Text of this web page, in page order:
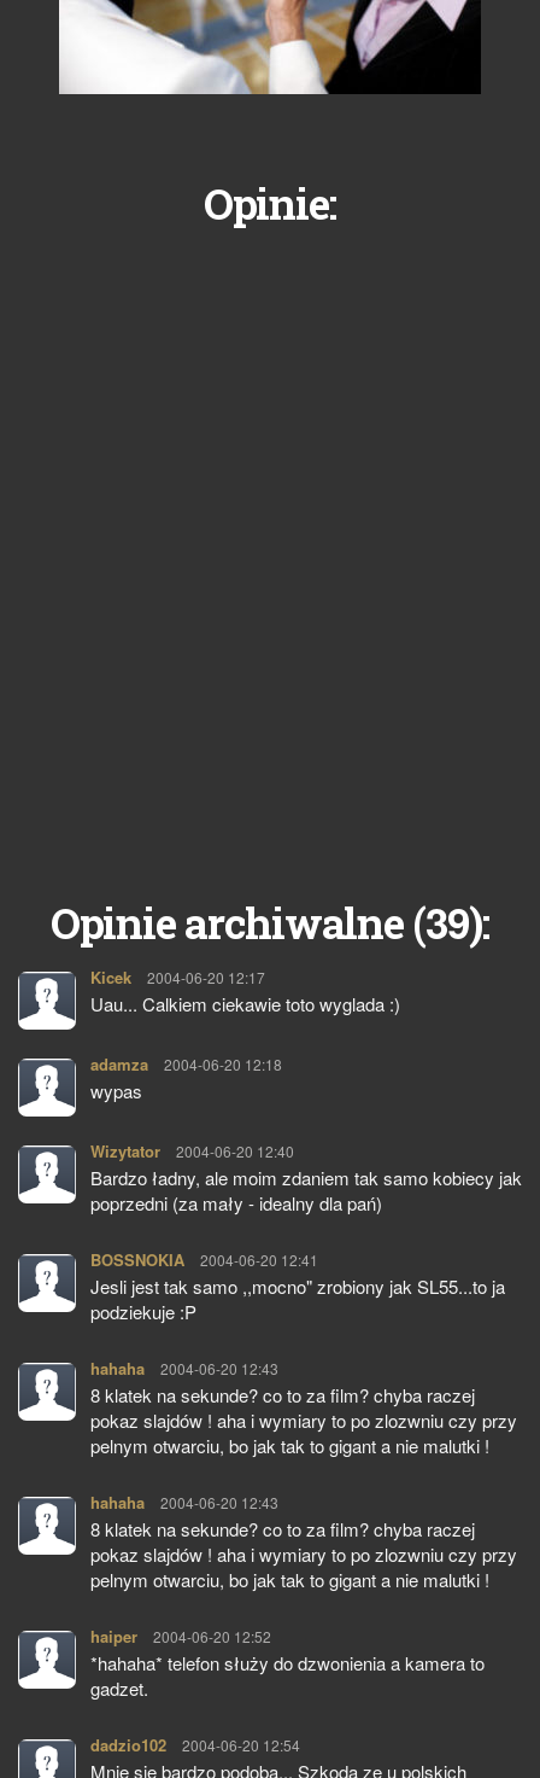
Opinie:
Opinie archiwalne (39):
Kicek pisze:
2004-06-20 12:17
Uau... Calkiem ciekawie toto wyglada :)
adamza pisze:
2004-06-20 12:18
wypas
Wizytator pisze:
2004-06-20 12:40
Bardzo ładny, ale moim zdaniem tak samo kobiecy jak
poprzedni (za mały - idealny dla pań)
BOSSNOKIA pisze:
2004-06-20 12:41
Jesli jest tak samo ,,mocno" zrobiony jak SL55...to ja
podziekuje :P
hahaha pisze:
2004-06-20 12:43
8 klatek na sekunde? co to za film? chyba raczej
pokaz slajdów ! aha i wymiary to po zlozwniu czy przy
pelnym otwarciu, bo jak tak to gigant a nie malutki !
hahaha pisze:
2004-06-20 12:43
8 klatek na sekunde? co to za film? chyba raczej
pokaz slajdów ! aha i wymiary to po zlozwniu czy przy
pelnym otwarciu, bo jak tak to gigant a nie malutki !
haiper pisze:
2004-06-20 12:52
*hahaha* telefon służy do dzwonienia a kamera to
gadzet.
dadzio102 pisze:
2004-06-20 12:54
Mnie się bardzo podoba... Szkoda ze u polskich